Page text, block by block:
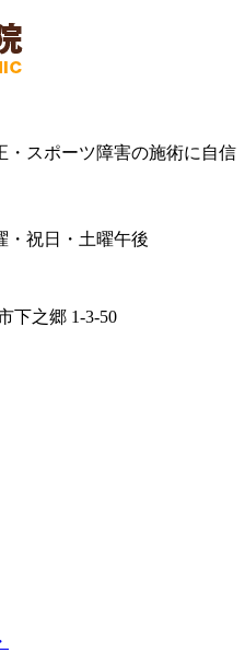
・スポーツ障害の施術に自信
・祝日・土曜午後
下之郷 1-3-50